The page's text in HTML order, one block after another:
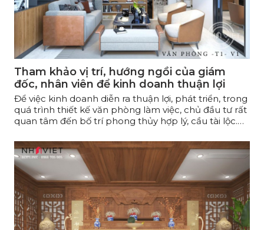
Tham khảo vị trí, hướng ngồi của giám
đốc, nhân viên để kinh doanh thuận lợi
Để việc kinh doanh diễn ra thuận lợi, phát triển, trong
quá trình thiết kế văn phòng làm việc, chủ đầu tư rất
quan tâm đến bố trí phong thủy hợp lý, cầu tài lộc.
ngồi và vị trí của giám đốc và nhân viên để Chủ đầu
tư tham khảo thêm!